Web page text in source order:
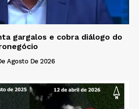
gargalos e cobra diálogo do
Agosto De 2026